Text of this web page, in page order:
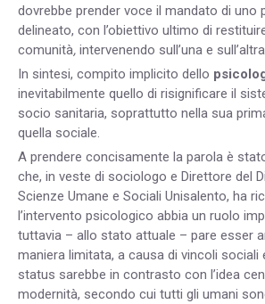
dovrebbe prender voce il mandato di uno
delineato, con l’obiettivo ultimo di
comunità, intervenendo sull’una e sull’altra
In sintesi, compito implicito dello
inevitabilmente quello di risignificare il
socio sanitaria, soprattutto nella sua
quella sociale.
A prendere concisamente la parola è
che, in veste di sociologo e Direttore del
Scienze Umane e Sociali Unisalento, ha
l’intervento psicologico abbia un ruolo
tuttavia – allo stato attuale – pare esser
maniera limitata, a causa di vincoli sociali
status sarebbe in contrasto con l’idea
modernità, secondo cui tutti gli umani